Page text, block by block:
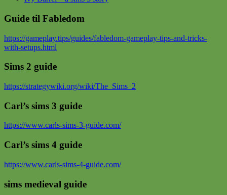
Guide til Fabledom
https://gameplay.tips/guides/fabledom-gameplay-tips-and-tricks-
with-setups.html
Sims 2 guide
https://strategywiki.org/wiki/The_Sims_2
Carl’s sims 3 guide
https://www.carls-sims-3-guide.com/
Carl’s sims 4 guide
https://www.carls-sims-4-guide.com/
sims medieval guide